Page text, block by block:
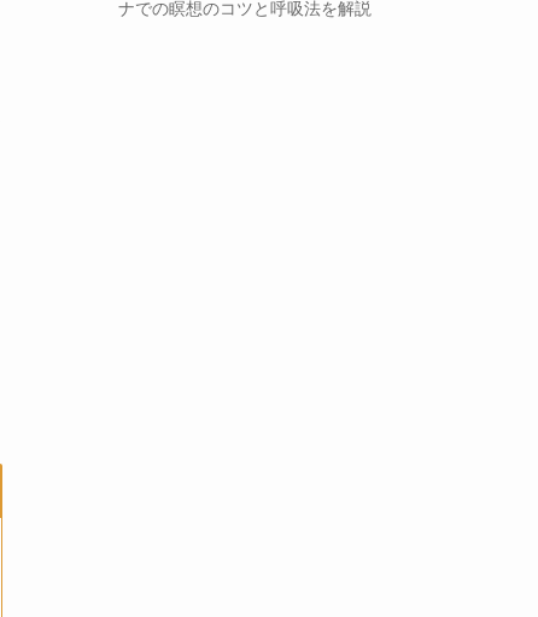
ナでの瞑想のコツと呼吸法を解説